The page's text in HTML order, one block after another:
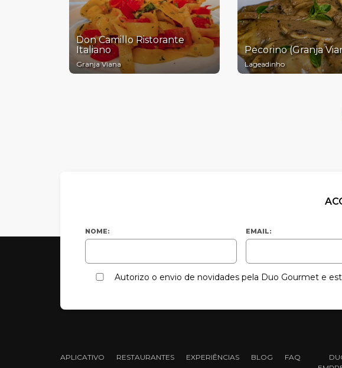
Don Camillo Ristorante
Italiano
Granja Viana
Pecorino (Granja
Lageadinho
NOME: EMAIL:
Autorizo o envio de novidades pela Duo Gourmet e
APLICATIVO RESTAURANTES EXPERIÊNCIAS BLOG FAQ